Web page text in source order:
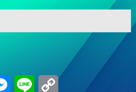
Messenger
Line